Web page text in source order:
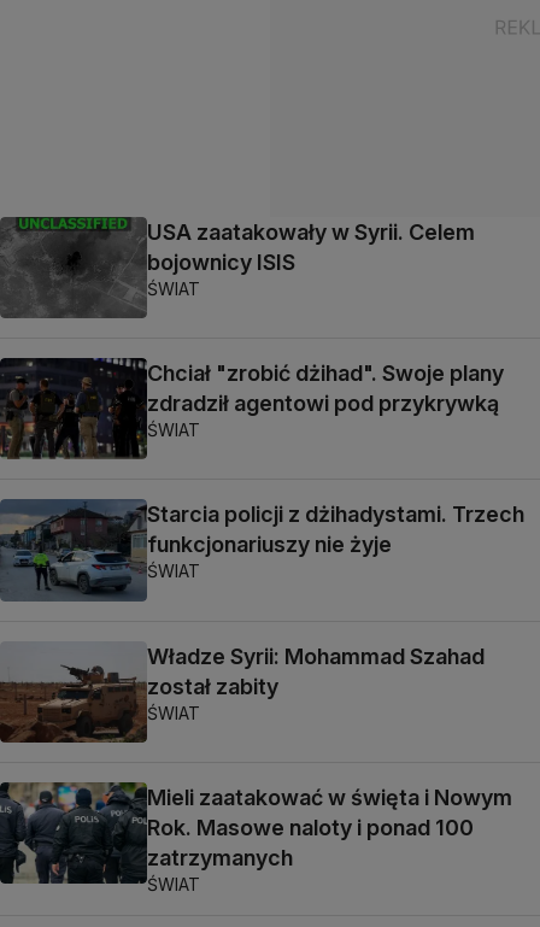
USA zaatakowały w Syrii. Celem
bojownicy ISIS
ŚWIAT
Chciał "zrobić dżihad". Swoje plany
zdradził agentowi pod przykrywką
ŚWIAT
Starcia policji z dżihadystami. Trzech
funkcjonariuszy nie żyje
ŚWIAT
Władze Syrii: Mohammad Szahad
został zabity
ŚWIAT
Mieli zaatakować w święta i Nowym
Rok. Masowe naloty i ponad 100
zatrzymanych
ŚWIAT